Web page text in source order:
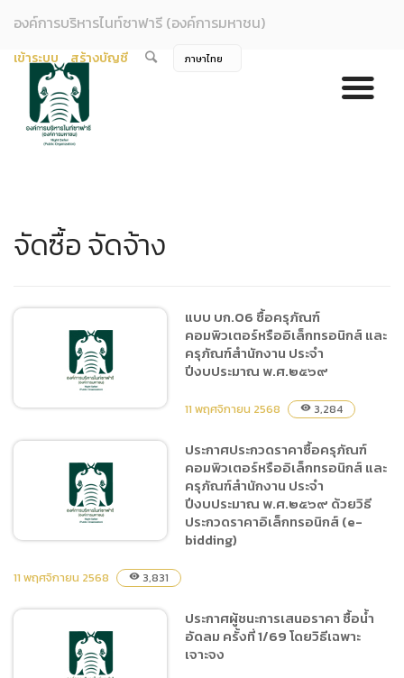
องค์การบริหารไนท์ซาฟารี (องค์การมหาชน)
เข้าระบบ สร้างบัญชี
จัดซื้อ จัดจ้าง
แบบ บก.06 ซื้อครุภัณฑ์
คอมพิวเตอร์หรือ
อิเล็กทรอนิกส์ และครุภัณฑ์
สำนักงาน ประจำปีงบประมาณ
แบบ บก.06 ซื้อครุภัณฑ์
คอมพิวเตอร์หรืออิเล็กทรอนิกส์ และ
ครุภัณฑ์สำนักงาน ประจำ
ปีงบประมาณ พ.ศ.๒๕๖๙
11 พฤศจิกายน 2568 visibility 3,284
ประกาศประกวดราคาซื้อ
อิเล็กทรอนิกส์ และครุภัณฑ์
สำนักงาน ประจำปีงบประมาณ
ประกาศประกวดราคาซื้อครุภัณฑ์
คอมพิวเตอร์หรืออิเล็กทรอนิกส์ และ
ครุภัณฑ์สำนักงาน ประจำ
ปีงบประมาณ พ.ศ.๒๕๖๙ ด้วยวิธี
ประกวดราคาอิเล็กทรอนิกส์ (e-
bidding)
11 พฤศจิกายน 2568 visibility 3,831
ประกาศผู้ชนะการเสนอราคา ซื้อน้ำ
อัดลม ครั้งที่ 1/69 โดยวิธีเฉพาะ
เจาะจง